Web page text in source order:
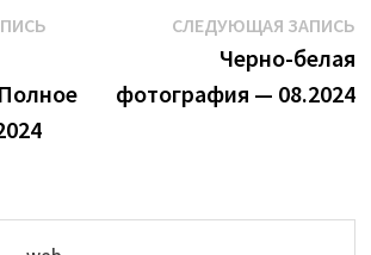
Предыдущая
СЛЕДУЮЩАЯ ЗАПИСЬ
Черно-белая
фотография — 08.2024